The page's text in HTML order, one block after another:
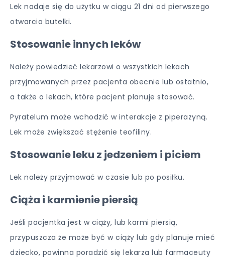
Lek nadaje się do użytku w ciągu 21 dni od pierwszego
otwarcia butelki.
Stosowanie innych leków
Należy powiedzieć lekarzowi o wszystkich lekach
przyjmowanych przez pacjenta obecnie lub ostatnio,
a także o lekach, które pacjent planuje stosować.
Pyratelum może wchodzić w interakcje z piperazyną.
Lek może zwiększać stężenie teofiliny.
Stosowanie leku z jedzeniem i piciem
Lek należy przyjmować w czasie lub po posiłku.
Ciąża i karmienie piersią
Jeśli pacjentka jest w ciąży, lub karmi piersią,
przypuszcza że może być w ciąży lub gdy planuje mieć
dziecko, powinna poradzić się lekarza lub farmaceuty